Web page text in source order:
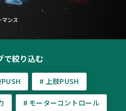
マンス
で絞り込む
# 上肢PUSH
# モーターコントロール